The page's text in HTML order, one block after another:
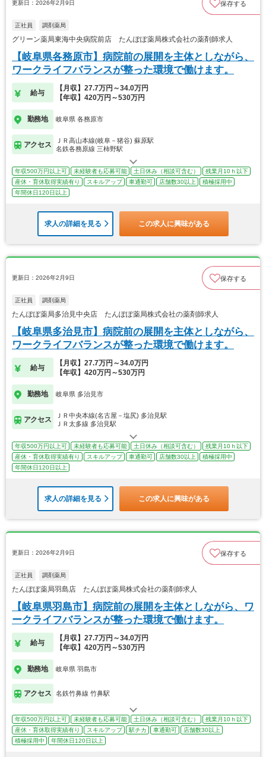
更新日：2026年2月9日 保存する
正社員 調剤薬局
グリーン薬局東海中央病院前店 たんぽぽ薬局株式会社の薬剤師求人
【岐阜県各務原市】病院前の展開を主体としながら、
ワークライフバランスが整った環境で働けます。
給与
【月収】27.7万円～34.0万円
【年収】420万円～530万円
勤務地 岐阜県 各務原市
アクセス
ＪＲ高山本線(岐阜－猪谷) 蘇原駅
名鉄各務原線 三柿野駅
年収500万円以上可 未経験者も応募可能 土日休み（相談可含む）
残業月10ｈ以下
産休・育休取得実績有り
スキルアップ 車通勤可 店舗数30以上
積極採用中
年間休日120日以上
求人の詳細を見る この求人に興味がある
更新日：2026年2月9日 保存する
正社員 調剤薬局
たんぽぽ薬局多治見中央店 たんぽぽ薬局株式会社の薬剤師求人
【岐阜県多治見市】病院前の展開を主体としながら、
ワークライフバランスが整った環境で働けます。
給与
【月収】27.7万円～34.0万円
【年収】420万円～530万円
勤務地 岐阜県 多治見市
アクセス
ＪＲ中央本線(名古屋－塩尻) 多治見駅
ＪＲ太多線 多治見駅
年収500万円以上可 未経験者も応募可能 土日休み（相談可含む）
残業月10ｈ以下
産休・育休取得実績有り
スキルアップ 車通勤可 店舗数30以上
積極採用中
年間休日120日以上
求人の詳細を見る この求人に興味がある
更新日：2026年2月9日 保存する
正社員 調剤薬局
たんぽぽ薬局羽島店 たんぽぽ薬局株式会社の薬剤師求人
【岐阜県羽島市】病院前の展開を主体としながら、ワ
ークライフバランスが整った環境で働けます。
給与
【月収】27.7万円～34.0万円
【年収】420万円～530万円
勤務地 岐阜県 羽島市
アクセス 名鉄竹鼻線 竹鼻駅
年収500万円以上可 未経験者も応募可能 土日休み（相談可含む）
残業月10ｈ以下
産休・育休取得実績有り
スキルアップ 駅チカ 車通勤可
店舗数30以上
積極採用中
年間休日120日以上